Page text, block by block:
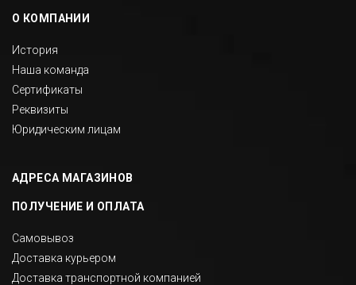
О КОМПАНИИ
История
Наша команда
Сертификаты
Реквизиты
Юридическим лицам
АДРЕСА МАГАЗИНОВ
ПОЛУЧЕНИЕ И ОПЛАТА
Самовывоз
Доставка курьером
Доставка транспортной компанией